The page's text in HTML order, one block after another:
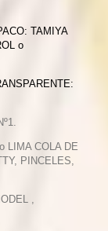
TAMIYA
o
LIMA COLA DE
PINCELES,
,